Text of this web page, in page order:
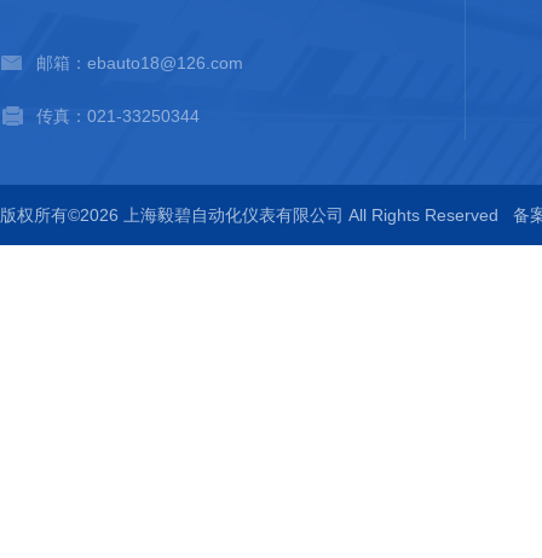
邮箱：ebauto18@126.com
传真：021-33250344
版权所有©2026 上海毅碧自动化仪表有限公司 All Rights Reserved 备